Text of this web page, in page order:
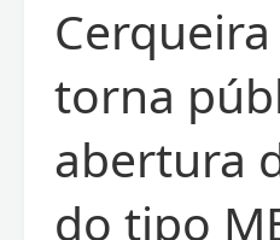
Cerqueira
torna
abertura
do tipo